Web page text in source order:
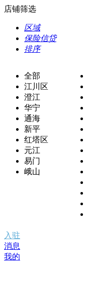
店铺筛选
区域
保险信贷
排序
全部
江川区
澄江
华宁
通海
新平
红塔区
元江
易门
峨山
入驻
消息
我的